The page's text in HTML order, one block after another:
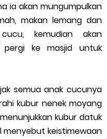
Melawan Iran
Ugut Pemandu Lori
Negara Rasis?
ia akan mungumpulkan
makan lemang dan
kemudian akan
pergi ke masjid untuk
semua anak cucunya
kubur nenek moyang
kubur datuk
menyebut keistimewaan